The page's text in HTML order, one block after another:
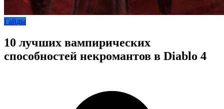
Гайды
10 лучших вампирических
способностей некромантов в Diablo 4